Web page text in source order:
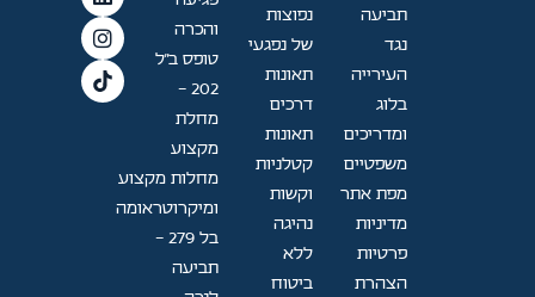
תביעה
נגד
העירייה
בלוג
ומדריכים
משפטיים
מפת אתר
מדיניות
פרטיות
הצהרת
נפוצות
של נפגעי
תאונות
דרכים
תאונות
קטלניות
וקשות
נהיגה
ללא
ביטוח
והכרה
טופס ב"ל
202 —
מחלת
מקצוע
מחלות מקצוע
ומיקרוטראומה
בל 279 -
תביעה